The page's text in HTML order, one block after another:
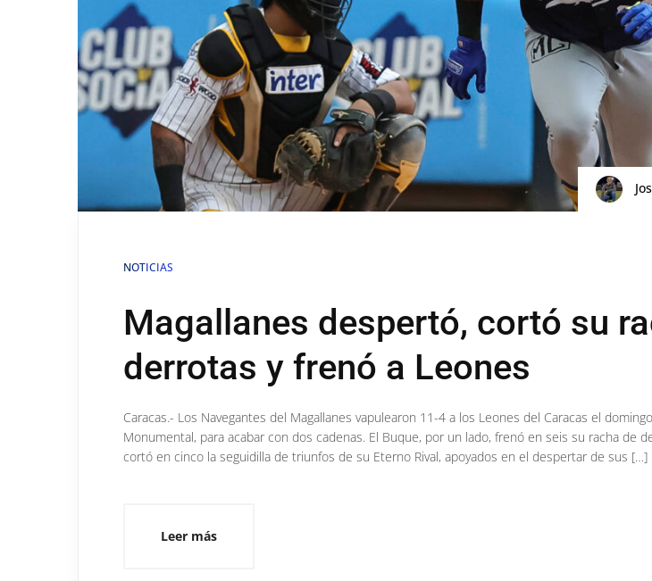
NOTICIAS
Magallanes despertó, cortó su
derrotas y frenó a Leones
Caracas.- Los Navegantes del Magallanes vapulearon 11-4 a los Leones del Caracas el
Monumental, para acabar con dos cadenas. El Buque, por un lado, frenó en seis su racha de
cortó en cinco la seguidilla de triunfos de su Eterno Rival, apoyados en el despertar de sus […]
Leer más